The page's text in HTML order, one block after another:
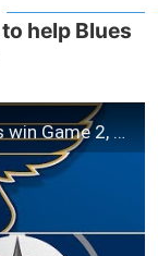
help Blues
Sundqvist scores twice to help Blues win Game 2, 4-3